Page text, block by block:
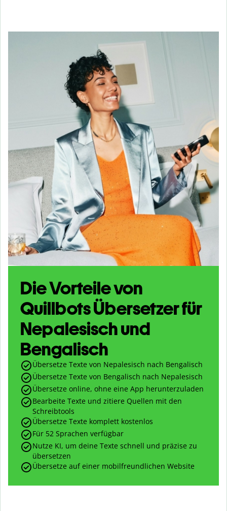
Die Vorteile von
Quillbots Übersetzer für
Nepalesisch und
Bengalisch
Übersetze Texte von Nepalesisch nach Bengalisch
Übersetze Texte von Bengalisch nach Nepalesisch
Übersetze online, ohne eine App herunterzuladen
Bearbeite Texte und zitiere Quellen mit den
Schreibtools
Übersetze Texte komplett kostenlos
Für 52 Sprachen verfügbar
Nutze KI, um deine Texte schnell und präzise zu
übersetzen
Übersetze auf einer mobilfreundlichen Website